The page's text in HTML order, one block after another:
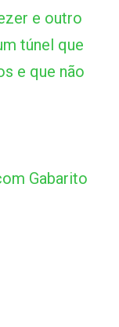
e outro
túnel que
e que não
Gabarito